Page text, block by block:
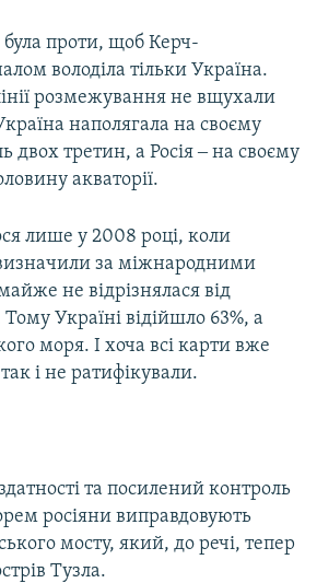
була проти, щоб Керч-
володіла тільки Україна.
розмежування не вщухали
наполягала на своєму
двох третин, а Росія ‒ на своєму
акваторії.
лише у 2008 році, коли
за міжнародними
не відрізнялася від
Україні відійшло 63%, а
моря. І хоча всі карти вже
і не ратифікували.
та посилений контроль
росіяни виправдовують
мосту, який, до речі, тепер
Тузла.